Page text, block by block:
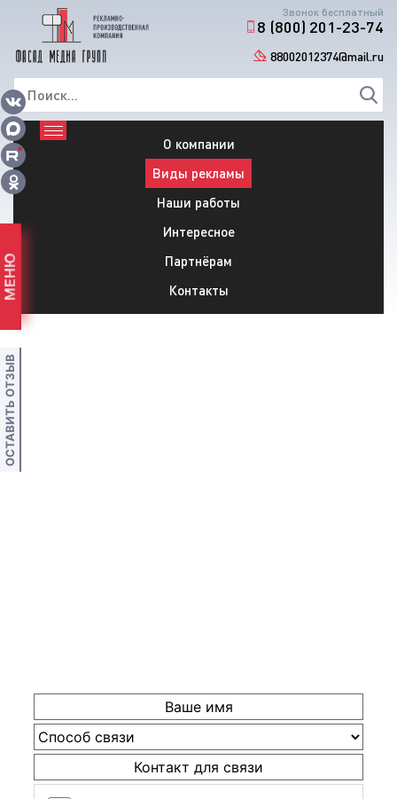
Звонок бесплатный
8 (800) 201-23-74
88002012374@mail.ru
О компании
Виды рекламы
Наши работы
Интересное
Партнёрам
Контакты
МЕНЮ
ОСТАВИТЬ ОТЗЫВ